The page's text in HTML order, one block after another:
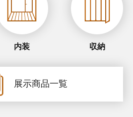
内装 収納
展示商品一覧